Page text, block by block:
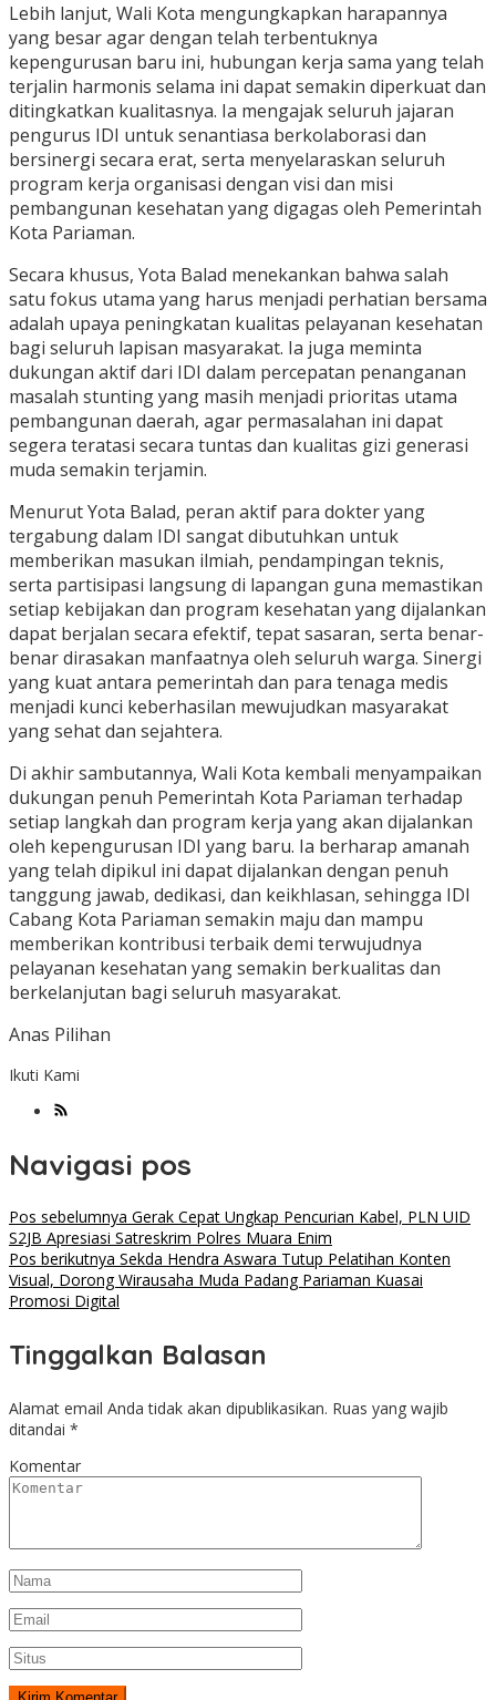
Lebih lanjut, Wali Kota mengungkapkan harapannya
yang besar agar dengan telah terbentuknya
kepengurusan baru ini, hubungan kerja sama yang telah
terjalin harmonis selama ini dapat semakin diperkuat dan
ditingkatkan kualitasnya. Ia mengajak seluruh jajaran
pengurus IDI untuk senantiasa berkolaborasi dan
bersinergi secara erat, serta menyelaraskan seluruh
program kerja organisasi dengan visi dan misi
pembangunan kesehatan yang digagas oleh Pemerintah
Kota Pariaman.
Secara khusus, Yota Balad menekankan bahwa salah
satu fokus utama yang harus menjadi perhatian bersama
adalah upaya peningkatan kualitas pelayanan kesehatan
bagi seluruh lapisan masyarakat. Ia juga meminta
dukungan aktif dari IDI dalam percepatan penanganan
masalah stunting yang masih menjadi prioritas utama
pembangunan daerah, agar permasalahan ini dapat
segera teratasi secara tuntas dan kualitas gizi generasi
muda semakin terjamin.
Menurut Yota Balad, peran aktif para dokter yang
tergabung dalam IDI sangat dibutuhkan untuk
memberikan masukan ilmiah, pendampingan teknis,
serta partisipasi langsung di lapangan guna memastikan
setiap kebijakan dan program kesehatan yang dijalankan
dapat berjalan secara efektif, tepat sasaran, serta benar-
benar dirasakan manfaatnya oleh seluruh warga. Sinergi
yang kuat antara pemerintah dan para tenaga medis
menjadi kunci keberhasilan mewujudkan masyarakat
yang sehat dan sejahtera.
Di akhir sambutannya, Wali Kota kembali menyampaikan
dukungan penuh Pemerintah Kota Pariaman terhadap
setiap langkah dan program kerja yang akan dijalankan
oleh kepengurusan IDI yang baru. Ia berharap amanah
yang telah dipikul ini dapat dijalankan dengan penuh
tanggung jawab, dedikasi, dan keikhlasan, sehingga IDI
Cabang Kota Pariaman semakin maju dan mampu
memberikan kontribusi terbaik demi terwujudnya
pelayanan kesehatan yang semakin berkualitas dan
berkelanjutan bagi seluruh masyarakat.
Anas Pilihan
Ikuti Kami
Navigasi pos
Pos sebelumnya Gerak Cepat Ungkap Pencurian Kabel, PLN UID
S2JB Apresiasi Satreskrim Polres Muara Enim
Pos berikutnya Sekda Hendra Aswara Tutup Pelatihan Konten
Visual, Dorong Wirausaha Muda Padang Pariaman Kuasai
Promosi Digital
Tinggalkan Balasan
Alamat email Anda tidak akan dipublikasikan. Ruas yang wajib
ditandai *
Komentar